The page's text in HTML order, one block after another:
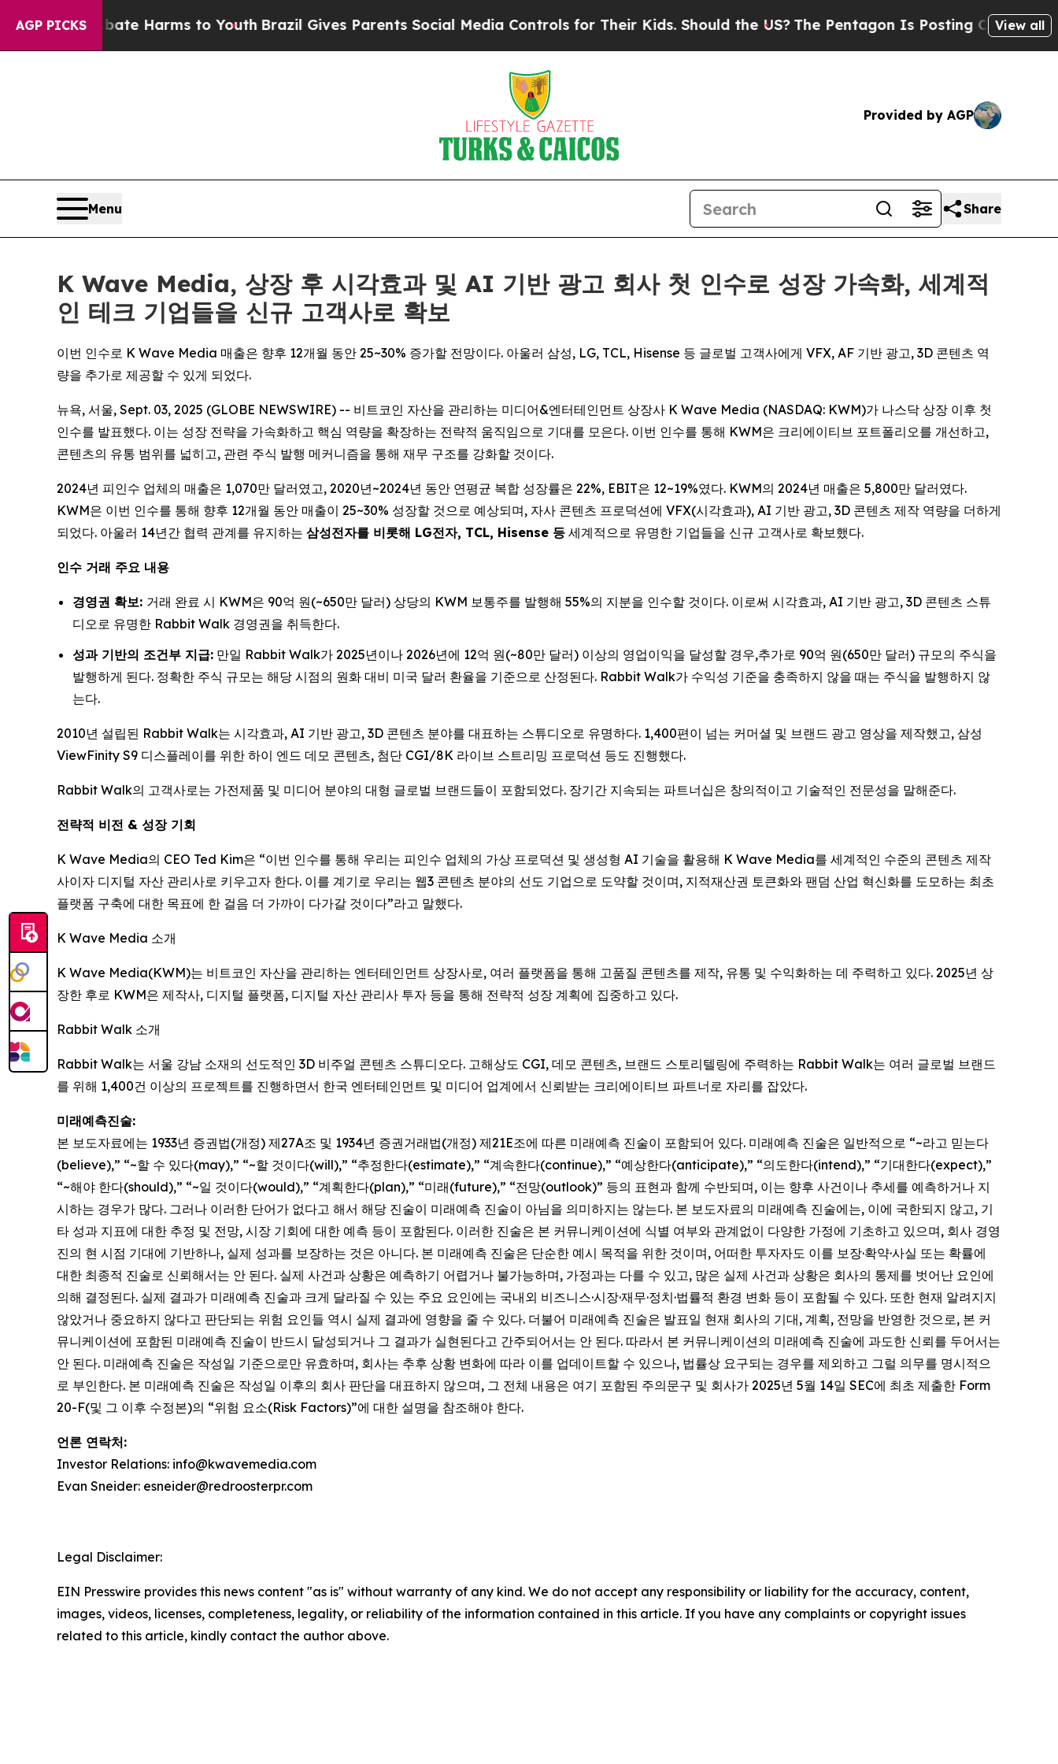
AGP PICKS
to Abate Harms to YouthBrazil Gives Parents Social Media Controls for Their Kids. Should the US? The Pentagon Is Posting Cryptic Biblical
View all
Provided by AGP
Menu Share
K Wave Media, 상장 후 시각효과 및 AI 기반 광고 회사 첫 인수로 성장 가속화, 세계적
인 테크 기업들을 신규 고객사로 확보
이번 인수로 K Wave Media 매출은 향후 12개월 동안 25~30% 증가할 전망이다. 아울러 삼성, LG, TCL, Hisense 등 글로벌 고객사에게 VFX, AF 기반 광고, 3D 콘텐츠 역
량을 추가로 제공할 수 있게 되었다.
뉴욕, 서울, Sept. 03, 2025 (GLOBE NEWSWIRE) -- 비트코인 자산을 관리하는 미디어&엔터테인먼트 상장사 K Wave Media (NASDAQ: KWM)가 나스닥 상장 이후 첫
인수를 발표했다. 이는 성장 전략을 가속화하고 핵심 역량을 확장하는 전략적 움직임으로 기대를 모은다. 이번 인수를 통해 KWM은 크리에이티브 포트폴리오를 개선하고,
콘텐츠의 유통 범위를 넓히고, 관련 주식 발행 메커니즘을 통해 재무 구조를 강화할 것이다.
2024년 피인수 업체의 매출은 1,070만 달러였고, 2020년~2024년 동안 연평균 복합 성장률은 22%, EBIT은 12~19%였다. KWM의 2024년 매출은 5,800만 달러였다.
KWM은 이번 인수를 통해 향후 12개월 동안 매출이 25~30% 성장할 것으로 예상되며, 자사 콘텐츠 프로덕션에 VFX(시각효과), AI 기반 광고, 3D 콘텐츠 제작 역량을 더하게
되었다. 아울러 14년간 협력 관계를 유지하는 삼성전자를 비롯해 LG전자, TCL, Hisense 등 세계적으로 유명한 기업들을 신규 고객사로 확보했다.
인수 거래 주요 내용
경영권 확보: 거래 완료 시 KWM은 90억 원(~650만 달러) 상당의 KWM 보통주를 발행해 55%의 지분을 인수할 것이다. 이로써 시각효과, AI 기반 광고, 3D 콘텐츠 스튜
디오로 유명한 Rabbit Walk 경영권을 취득한다.
성과 기반의 조건부 지급: 만일 Rabbit Walk가 2025년이나 2026년에 12억 원(~80만 달러) 이상의 영업이익을 달성할 경우,추가로 90억 원(650만 달러) 규모의 주식을
발행하게 된다. 정확한 주식 규모는 해당 시점의 원화 대비 미국 달러 환율을 기준으로 산정된다. Rabbit Walk가 수익성 기준을 충족하지 않을 때는 주식을 발행하지 않
는다.
2010년 설립된 Rabbit Walk는 시각효과, AI 기반 광고, 3D 콘텐츠 분야를 대표하는 스튜디오로 유명하다. 1,400편이 넘는 커머셜 및 브랜드 광고 영상을 제작했고, 삼성
ViewFinity S9 디스플레이를 위한 하이 엔드 데모 콘텐츠, 첨단 CGI/8K 라이브 스트리밍 프로덕션 등도 진행했다.
Rabbit Walk의 고객사로는 가전제품 및 미디어 분야의 대형 글로벌 브랜드들이 포함되었다. 장기간 지속되는 파트너십은 창의적이고 기술적인 전문성을 말해준다.
전략적 비전 & 성장 기회
K Wave Media의 CEO Ted Kim은 “이번 인수를 통해 우리는 피인수 업체의 가상 프로덕션 및 생성형 AI 기술을 활용해 K Wave Media를 세계적인 수준의 콘텐츠 제작
사이자 디지털 자산 관리사로 키우고자 한다. 이를 계기로 우리는 웹3 콘텐츠 분야의 선도 기업으로 도약할 것이며, 지적재산권 토큰화와 팬덤 산업 혁신화를 도모하는 최초
플랫폼 구축에 대한 목표에 한 걸음 더 가까이 다가갈 것이다”라고 말했다.
K Wave Media 소개
K Wave Media(KWM)는 비트코인 자산을 관리하는 엔터테인먼트 상장사로, 여러 플랫폼을 통해 고품질 콘텐츠를 제작, 유통 및 수익화하는 데 주력하고 있다. 2025년 상
장한 후로 KWM은 제작사, 디지털 플랫폼, 디지털 자산 관리사 투자 등을 통해 전략적 성장 계획에 집중하고 있다.
Rabbit Walk 소개
Rabbit Walk는 서울 강남 소재의 선도적인 3D 비주얼 콘텐츠 스튜디오다. 고해상도 CGI, 데모 콘텐츠, 브랜드 스토리텔링에 주력하는 Rabbit Walk는 여러 글로벌 브랜드
를 위해 1,400건 이상의 프로젝트를 진행하면서 한국 엔터테인먼트 및 미디어 업계에서 신뢰받는 크리에이티브 파트너로 자리를 잡았다.
미래예측진술:
본 보도자료에는 1933년 증권법(개정) 제27A조 및 1934년 증권거래법(개정) 제21E조에 따른 미래예측 진술이 포함되어 있다. 미래예측 진술은 일반적으로 “~라고 믿는다
(believe),” “~할 수 있다(may),” “~할 것이다(will),” “추정한다(estimate),” “계속한다(continue),” “예상한다(anticipate),” “의도한다(intend),” “기대한다(expect),”
“~해야 한다(should),” “~일 것이다(would),” “계획한다(plan),” “미래(future),” “전망(outlook)” 등의 표현과 함께 수반되며, 이는 향후 사건이나 추세를 예측하거나 지
시하는 경우가 많다. 그러나 이러한 단어가 없다고 해서 해당 진술이 미래예측 진술이 아님을 의미하지는 않는다. 본 보도자료의 미래예측 진술에는, 이에 국한되지 않고, 기
타 성과 지표에 대한 추정 및 전망, 시장 기회에 대한 예측 등이 포함된다. 이러한 진술은 본 커뮤니케이션에 식별 여부와 관계없이 다양한 가정에 기초하고 있으며, 회사 경영
진의 현 시점 기대에 기반하나, 실제 성과를 보장하는 것은 아니다. 본 미래예측 진술은 단순한 예시 목적을 위한 것이며, 어떠한 투자자도 이를 보장·확약·사실 또는 확률에
대한 최종적 진술로 신뢰해서는 안 된다. 실제 사건과 상황은 예측하기 어렵거나 불가능하며, 가정과는 다를 수 있고, 많은 실제 사건과 상황은 회사의 통제를 벗어난 요인에
의해 결정된다. 실제 결과가 미래예측 진술과 크게 달라질 수 있는 주요 요인에는 국내외 비즈니스·시장·재무·정치·법률적 환경 변화 등이 포함될 수 있다. 또한 현재 알려지지
않았거나 중요하지 않다고 판단되는 위험 요인들 역시 실제 결과에 영향을 줄 수 있다. 더불어 미래예측 진술은 발표일 현재 회사의 기대, 계획, 전망을 반영한 것으로, 본 커
뮤니케이션에 포함된 미래예측 진술이 반드시 달성되거나 그 결과가 실현된다고 간주되어서는 안 된다. 따라서 본 커뮤니케이션의 미래예측 진술에 과도한 신뢰를 두어서는
안 된다. 미래예측 진술은 작성일 기준으로만 유효하며, 회사는 추후 상황 변화에 따라 이를 업데이트할 수 있으나, 법률상 요구되는 경우를 제외하고 그럴 의무를 명시적으
로 부인한다. 본 미래예측 진술은 작성일 이후의 회사 판단을 대표하지 않으며, 그 전체 내용은 여기 포함된 주의문구 및 회사가 2025년 5월 14일 SEC에 최초 제출한 Form
20-F(및 그 이후 수정본)의 “위험 요소(Risk Factors)”에 대한 설명을 참조해야 한다.
언론 연락처:
Investor Relations: info@kwavemedia.com
Evan Sneider: esneider@redroosterpr.com
Legal Disclaimer:
EIN Presswire provides this news content "as is" without warranty of any kind. We do not accept any responsibility or liability for the accuracy, content,
images, videos, licenses, completeness, legality, or reliability of the information contained in this article. If you have any complaints or copyright issues
related to this article, kindly contact the author above.